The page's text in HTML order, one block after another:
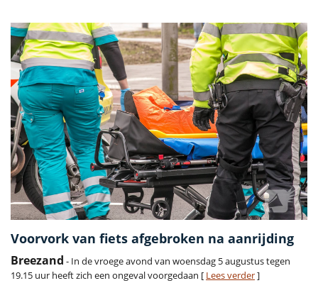
Voorvork van fiets afgebroken na aanrijding
Breezand - In de vroege avond van woensdag 5 augustus tegen
19.15 uur heeft zich een ongeval voorgedaan [ Lees verder]